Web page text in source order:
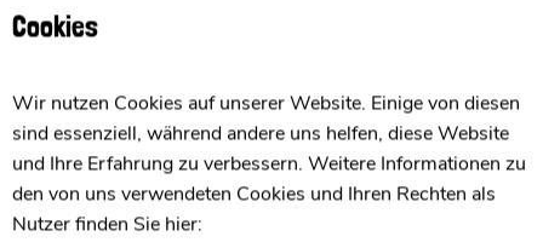
Die wichtigsten Punkte im Überblick
Verstauen– One-hand folding mechanism for
compact storage
Flex-Komfort-Federung und Sitzkomfort,
auch für unebene Wege– Flex comfort
suspension and seating comfort, suitable for
Cookies
Wir nutzen Cookies auf unserer Website. Einige von diesen
sind essenziell, während andere uns helfen, diese Website
und Ihre Erfahrung zu verbessern. Weitere Informationen zu
den von uns verwendeten Cookies und Ihren Rechten als
Nutzer finden Sie hier: